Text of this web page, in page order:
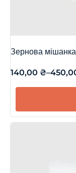
Зернова мішанка
140,00 ₴–